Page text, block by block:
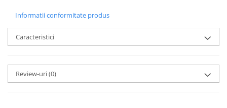
Informatii conformitate produs
Caracteristici
Review-uri(0)